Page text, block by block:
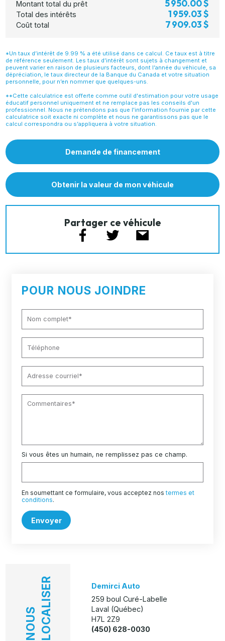
Montant total du prêt 5 950.00 $
Total des intérêts 1 959.03 $
Coût total 7 909.03 $
*Un taux d’intérêt de 9.99 % a été utilisé dans ce calcul. Ce taux est à titre
de référence seulement. Les taux d’intérêt sont sujets à changement et
peuvent varier en raison de plusieurs facteurs, dont l’année du véhicule, sa
dépréciation, le taux directeur de la Banque du Canada et votre situation
personnelle, pour n’en nommer que quelques-uns.
**Cette calculatrice est offerte comme outil d'estimation pour votre usage
éducatif personnel uniquement et ne remplace pas les conseils d'un
professionnel. Nous ne prétendons pas que l'information fournie par cette
calculatrice soit exacte ni complète et nous ne garantissons pas que le
calcul correspondra ou s’appliquera à votre situation.
Demande de financement
Obtenir la valeur de mon véhicule
Partager ce véhicule
POUR NOUS JOINDRE
Si vous êtes un humain, ne remplissez pas ce champ.
En soumettant ce formulaire, vous acceptez nostermes et
conditions.
Envoyer
NOUS LOCALISER
Demirci Auto
259 boul Curé-Labelle
Laval (Québec)
H7L 2Z9
(450) 628-0030